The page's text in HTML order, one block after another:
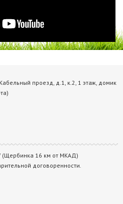
проезд, д.1, к.2, 1 этаж, домик
(Щербинка 16 км от МКАД)
договоренности.